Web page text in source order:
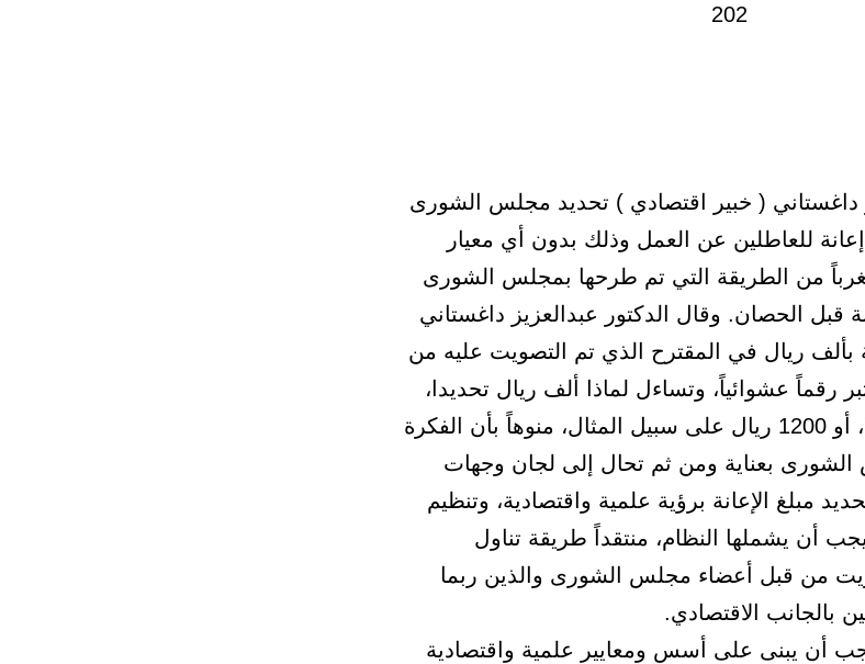
داغستاني ( خبير اقتصادي ) تحديد مجلس الشورى
شهريا إعانة للعاطلين عن العمل وذلك بدون أي معيار
من الطريقة التي تم طرحها بمجلس الشورى
قبل الحصان. وقال الدكتور عبدالعزيز داغستاني
بألف ريال في المقترح الذي تم التصويت عليه من
رقماً عشوائياً، وتساءل لماذا ألف ريال تحديدا،
ولماذا لم يكن 950 ريالا، أو 1200 ريال على سبيل المثال، منوهاً بأن الفكرة
بعناية ومن ثم تحال إلى لجان وجهات
مبلغ الإعانة برؤية علمية واقتصادية، وتنظيم
أن يشملها النظام، منتقداً طريقة تناول
من قبل أعضاء مجلس الشورى والذين ربما
بالجانب الاقتصادي.
أن يبنى على أسس ومعايير علمية واقتصادية